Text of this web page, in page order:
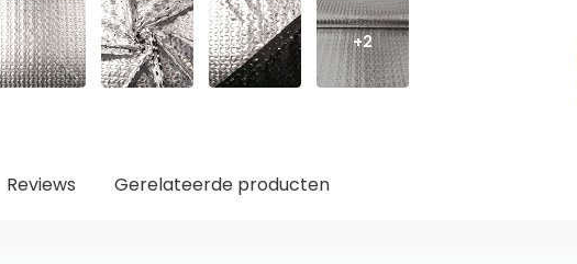
+2
Reviews Gerelateerde producten